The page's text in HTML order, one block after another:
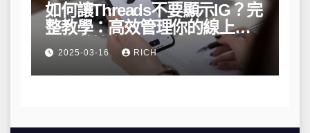
如何讓Threads不要顯示IG？完
整教學：高效管理你的線上隱
私與數據安全
2025-03-16 RICH